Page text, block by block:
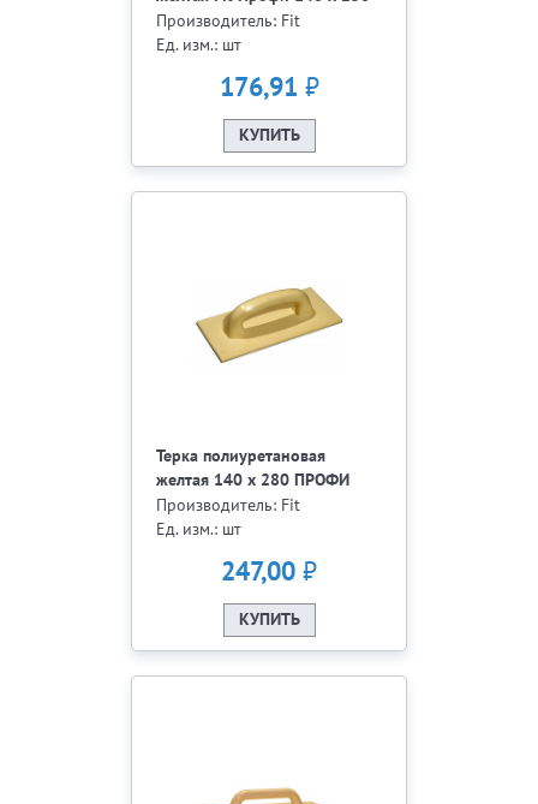
мм
Производитель: Fit
Ед. изм.: шт
176,91 ₽
КУПИТЬ
Терка полиуретановая
желтая 140 х 280 ПРОФИ
05585
Производитель: Fit
Ед. изм.: шт
247,00 ₽
КУПИТЬ